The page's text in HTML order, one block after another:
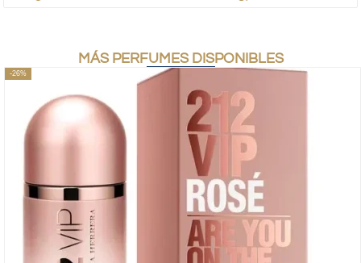
MÁS PERFUMES DISPONIBLES
-26%